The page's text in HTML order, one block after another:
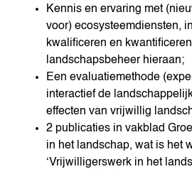
Kennis en ervaring met
voor) ecosysteemdiensten,
kwalificeren en
landschapsbeheer hieraan;
Een evaluatiemethode
interactief de
effecten van vrijwillig
2 publicaties in vakblad
in het landschap, wat is het
‘Vrijwilligerswerk in het